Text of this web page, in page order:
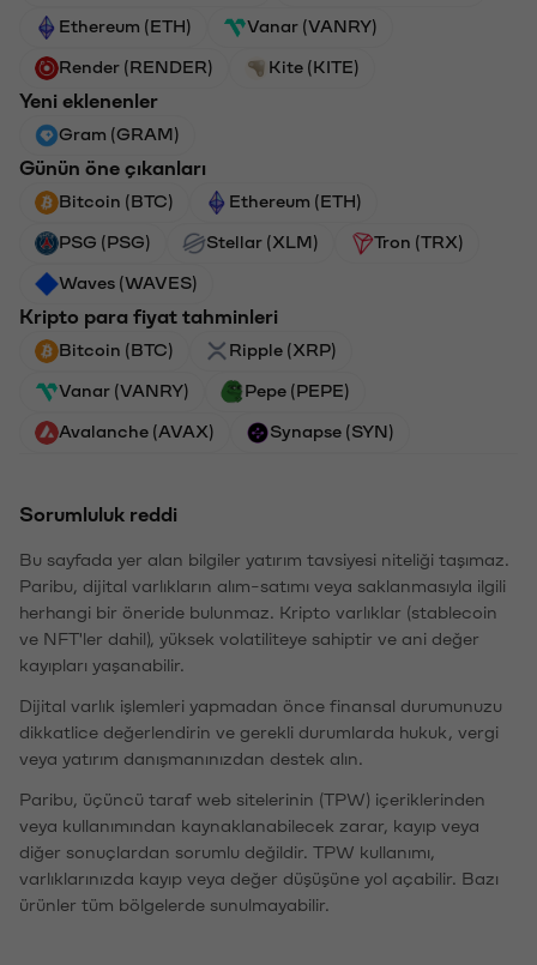
Ethereum (ETH) Vanar (VANRY)
Render (RENDER) Kite (KITE)
Yeni eklenenler
Gram (GRAM)
Günün öne çıkanları
Bitcoin (BTC) Ethereum (ETH)
PSG (PSG) Stellar (XLM) Tron (TRX)
Waves (WAVES)
Kripto para fiyat tahminleri
Bitcoin (BTC) Ripple (XRP)
Vanar (VANRY) Pepe (PEPE)
Avalanche (AVAX) Synapse (SYN)
Sorumluluk reddi
Bu sayfada yer alan bilgiler yatırım tavsiyesi niteliği taşımaz.
Paribu, dijital varlıkların alım-satımı veya saklanmasıyla ilgili
herhangi bir öneride bulunmaz. Kripto varlıklar (stablecoin
ve NFT'ler dahil), yüksek volatiliteye sahiptir ve ani değer
kayıpları yaşanabilir.
Dijital varlık işlemleri yapmadan önce finansal durumunuzu
dikkatlice değerlendirin ve gerekli durumlarda hukuk, vergi
veya yatırım danışmanınızdan destek alın.
Paribu, üçüncü taraf web sitelerinin (TPW) içeriklerinden
veya kullanımından kaynaklanabilecek zarar, kayıp veya
diğer sonuçlardan sorumlu değildir. TPW kullanımı,
varlıklarınızda kayıp veya değer düşüşüne yol açabilir. Bazı
ürünler tüm bölgelerde sunulmayabilir.